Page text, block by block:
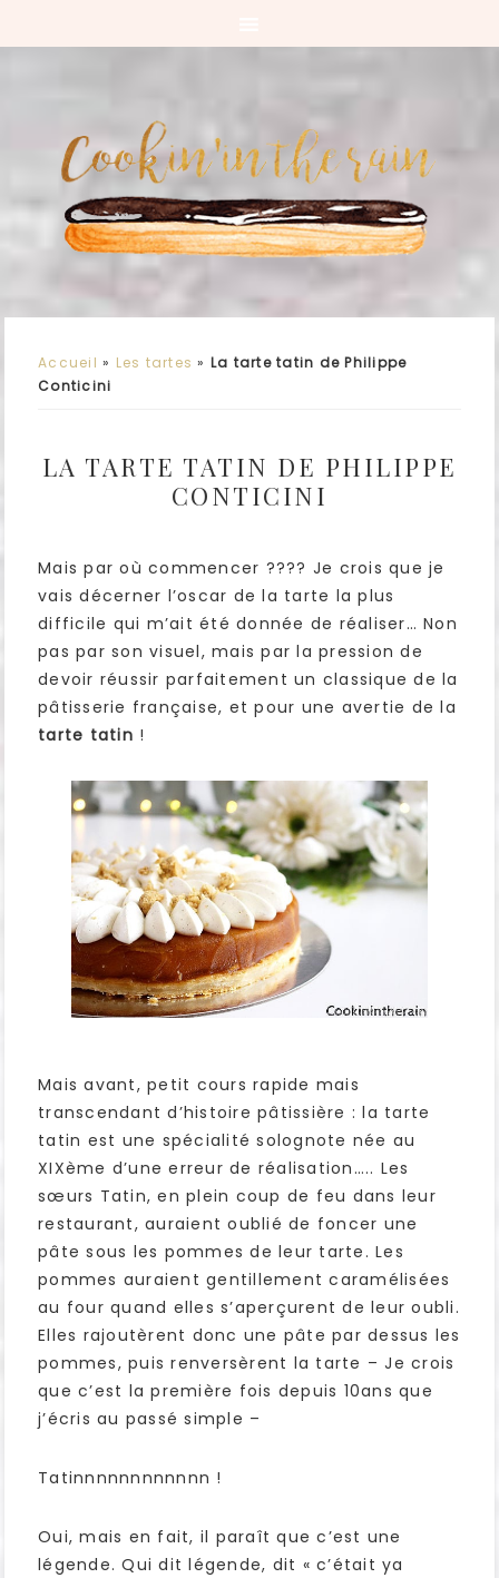
Accueil » Les tartes » La tarte tatin de Philippe
Conticini
LA TARTE TATIN DE PHILIPPE
CONTICINI
Mais par où commencer ???? Je crois que je
vais décerner l’oscar de la tarte la plus
difficile qui m’ait été donnée de réaliser… Non
pas par son visuel, mais par la pression de
devoir réussir parfaitement un classique de la
pâtisserie française, et pour une avertie de la
tarte tatin !
Mais avant, petit cours rapide mais
transcendant d’histoire pâtissière : la tarte
tatin est une spécialité solognote née au
XIXème d’une erreur de réalisation….. Les
sœurs Tatin, en plein coup de feu dans leur
restaurant, auraient oublié de foncer une
pâte sous les pommes de leur tarte. Les
pommes auraient gentillement caramélisées
au four quand elles s’aperçurent de leur oubli.
Elles rajoutèrent donc une pâte par dessus les
pommes, puis renversèrent la tarte – Je crois
que c’est la première fois depuis 10ans que
j’écris au passé simple –
Tatinnnnnnnnnnnn !
Oui, mais en fait, il paraît que c’est une
légende. Qui dit légende, dit « c’était ya